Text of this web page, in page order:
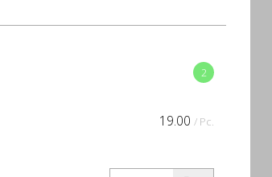
2
19.00 / Pc.